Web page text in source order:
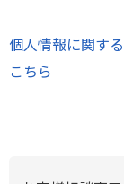
個人情報に関す
こちら